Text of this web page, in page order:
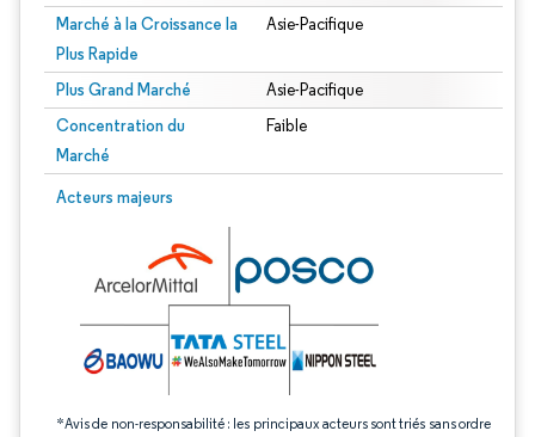
Marché à la Croissance la
Plus Rapide
Asie-Pacifique
Plus Grand Marché Asie-Pacifique
Concentration du
Marché
Faible
Acteurs majeurs
*Avis de non-responsabilité : les principaux acteurs sont triés sans ordre
Image © Mordor Intelligence. La réutilisation nécessite une attribution sous CC